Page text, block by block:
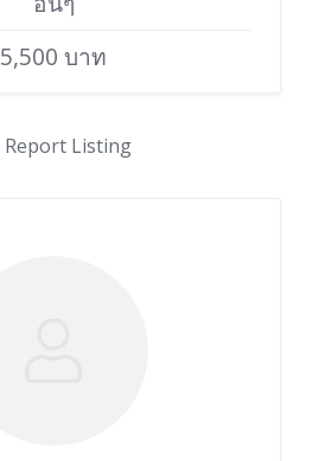
5,500 บาท
Report Listing